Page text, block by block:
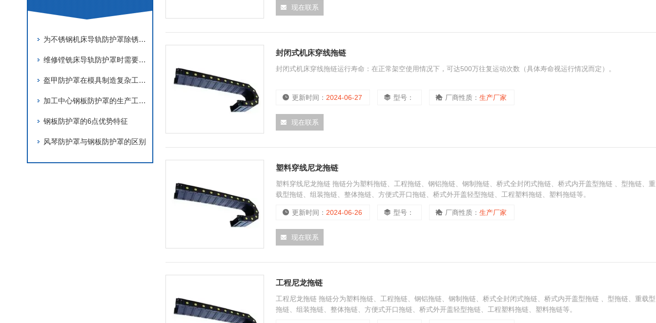
为不锈钢机床导轨防护罩除锈的方法介绍
维修镗铣床导轨防护罩时需要关注以下要点
盔甲防护罩在模具制造复杂工况下的防护技术应用
加工中心钢板防护罩的生产工艺非常
钢板防护罩的6点优势特征
风琴防护罩与钢板防护罩的区别
现在联系
封闭式机床穿线拖链
封闭式机床穿线拖链运行寿命：在正常架空使用情况下，可达500万往复运动次数（具体寿命视运行情况而定）。
更新时间： 2024-06-27 型号： 厂商性质： 生产厂家
现在联系
塑料穿线尼龙拖链
塑料穿线尼龙拖链 拖链分为塑料拖链、工程拖链、钢铝拖链、钢制拖链、桥式全封闭式拖链、桥式内开盖型拖链 、型拖链、重
载型拖链、组装拖链、整体拖链、方便式开口拖链、桥式外开盖轻型拖链、工程塑料拖链、塑料拖链等。
更新时间： 2024-06-26 型号： 厂商性质： 生产厂家
现在联系
工程尼龙拖链
工程尼龙拖链 拖链分为塑料拖链、工程拖链、钢铝拖链、钢制拖链、桥式全封闭式拖链、桥式内开盖型拖链 、型拖链、重载型
拖链、组装拖链、整体拖链、方便式开口拖链、桥式外开盖轻型拖链、工程塑料拖链、塑料拖链等。